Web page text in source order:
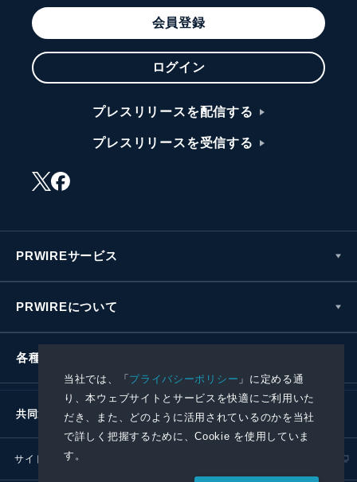
当社では、「プライバシーポリシー 」に定める通
り、本ウェブサイトとサービスを快適にご利用いた
だき、また、どのように活用されているのかを当社
で詳しく把握するために、Cookie を使用していま
す。
会員登録
ログイン
プレスリリースを配信する
プレスリリースを受信する
PRWIREサービス
PRWIREについて
各種お問い合わせ
共同通信社グループ
サイトポリシー